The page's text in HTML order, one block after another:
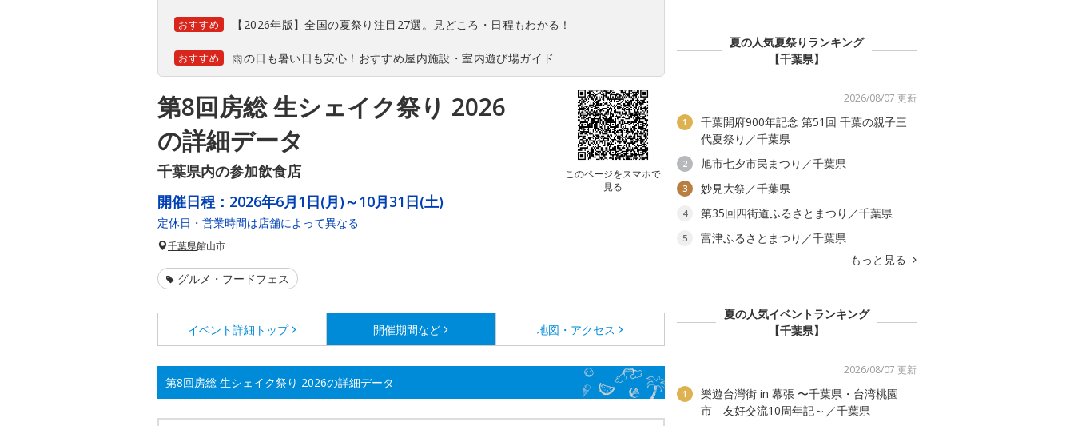
おすすめ 【2026年版】全国の夏祭り注目27選。見どころ・日程もわかる！
おすすめ 雨の日も暑い日も安心！おすすめ屋内施設・室内遊び場ガイド
第8回房総 生シェイク祭り 2026
の詳細データ
千葉県内の参加飲食店
このページをスマホで
見る
開催日程： 2026年6月1日(月)～10月31日(土)
定休日・営業時間は店舗によって異なる
千葉県館山市
グルメ・フードフェス
イベント詳細 トップ 開催期間など 地図・アクセス
第8回房総 生シェイク祭り 2026の詳細データ
夏の人気夏祭りランキング
【千葉県】
2026/08/07 更新
1
千葉開府900年記念 第51回 千葉の親子三
代夏祭り／千葉県
2 旭市七夕市民まつり／千葉県
3 妙見大祭／千葉県
4 第35回四街道ふるさとまつり／千葉県
5
富津ふるさとまつり／千葉県
もっと見る
夏の人気イベントランキング
【千葉県】
2026/08/07 更新
1
樂遊台灣街 in 幕張 〜千葉県・台湾桃園
市 友好交流10周年記～／千葉県